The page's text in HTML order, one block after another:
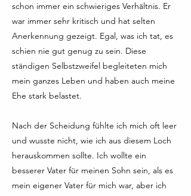
schon immer ein schwieriges Verhältnis. Er
war immer sehr kritisch und hat selten
Anerkennung gezeigt. Egal, was ich tat, es
schien nie gut genug zu sein. Diese
ständigen Selbstzweifel begleiteten mich
mein ganzes Leben und haben auch meine
Ehe stark belastet.
Nach der Scheidung fühlte ich mich oft leer
und wusste nicht, wie ich aus diesem Loch
herauskommen sollte. Ich wollte ein
besserer Vater für meinen Sohn sein, als es
mein eigener Vater für mich war, aber ich